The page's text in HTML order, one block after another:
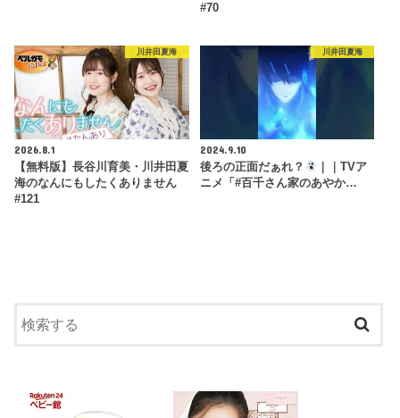
#70
川井田夏海
2026.8.1
【無料版】長谷川育美・川井田夏
海のなんにもしたくありません
#121
川井田夏海
2024.9.10
後ろの正面だぁれ？
｜｜TVア
ニメ「#百千さん家のあやか…